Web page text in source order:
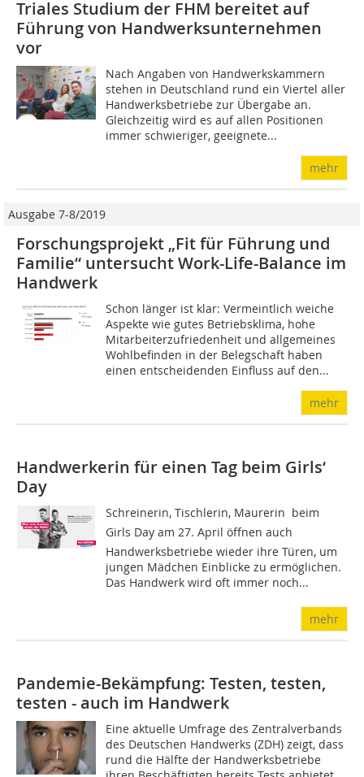
Triales Studium der FHM bereitet auf
Führung von Handwerksunternehmen
vor
Nach Angaben von Handwerkskammern
stehen in Deutschland rund ein Viertel aller
Handwerksbetriebe zur Übergabe an.
Gleichzeitig wird es auf allen Positionen
immer schwieriger, geeignete...
mehr
Ausgabe 7-8/2019
Forschungsprojekt „Fit für Führung und
Familie“ untersucht Work-Life-Balance im
Handwerk
Schon länger ist klar: Vermeintlich weiche
Aspekte wie gutes Betriebsklima, hohe
Mitarbeiterzufriedenheit und allgemeines
Wohlbefinden in der Belegschaft haben
einen entscheidenden Einfluss auf den...
mehr
Handwerkerin für einen Tag beim Girls‘
Day
Schreinerin, Tischlerin, Maurerin  beim
Girls Day am 27. April öffnen auch
Handwerksbetriebe wieder ihre Türen, um
jungen Mädchen Einblicke zu ermöglichen.
Das Handwerk wird oft immer noch...
mehr
Pandemie-Bekämpfung: Testen, testen,
testen - auch im Handwerk
Eine aktuelle Umfrage des Zentralverbands
des Deutschen Handwerks (ZDH) zeigt, dass
rund die Hälfte der Handwerksbetriebe